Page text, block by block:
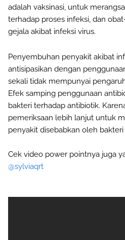
adalah vaksinasi, untuk
terhadap proses infeksi, dan
gejala akibat infeksi virus.
Penyembuhan penyakit akibat
antisipasikan dengan
sekali tidak mempunyai
Efek samping penggunaan
bakteri terhadap antibiotik.
pemeriksaan lebih lanjut untuk
penyakit disebabkan oleh bakteri
Cek video power pointnya juga
@sylviaqrt